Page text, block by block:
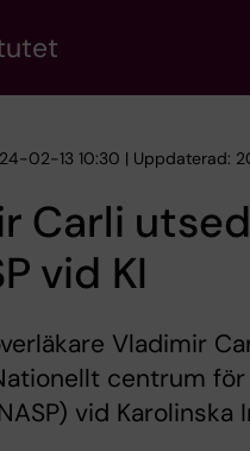
02-13 10:30 | Uppdaterad:
Carli
vid KI
Vladimir
centrum
vid Karolinska